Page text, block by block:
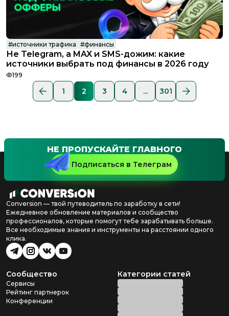
Conversion
#источники трафика #финансы
Не Telegram, а MAX и SMS-дожим: какие
источники выбрать под финансы в 2026 году
199
1 2 3 4 ... 301
НЕ ПРОПУСКАЙТЕ ГЛАВНОГО
Подписаться в Телеграм
Conversion — твой путеводитель по заработку в сети!
Ежедневное обновление материалов и сообщество
профессионалов, которые помогут тебе зарабатывать больше.
Все необходимые знания и инструменты на расстоянии одного
клика.
Сообщество
Сервисы
Рейтинг партнерок
Конференции
Категории статей